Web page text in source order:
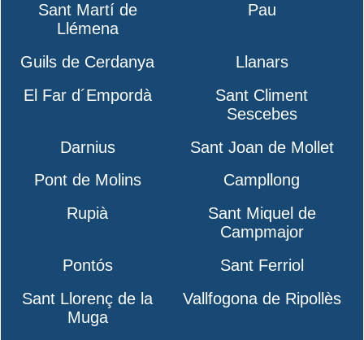
Sant Martí de
Llémena
Pau
Guils de Cerdanya
Llanars
El Far d´Empordà
Sant Climent
Sescebes
Darnius
Sant Joan de Mollet
Pont de Molins
Campllong
Rupià
Sant Miquel de
Campmajor
Pontós
Sant Ferriol
Sant Llorenç de la
Muga
Vallfogona de Ripollès